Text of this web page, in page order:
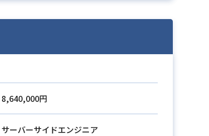
8,640,000円
サーバーサイドエンジニア